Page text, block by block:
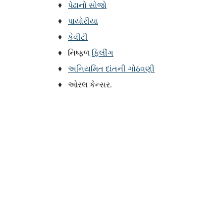
♦
પેઢાનો સોજો
♦
પાયોરીયા
♦
કેવીટી
♦
નિષ્ફળ ફિલીંગ
♦
અનિયમિત દાંતની ગોઠવણી
♦
ઓરલ કેન્સર.